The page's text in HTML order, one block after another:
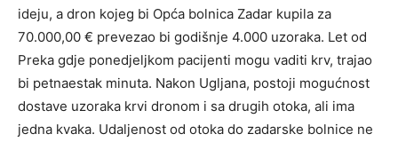
ideju, a dron kojeg bi Opća bolnica Zadar kupila za
70.000,00 € prevezao bi godišnje 4.000 uzoraka. Let od
Preka gdje ponedjeljkom pacijenti mogu vaditi krv, trajao
bi petnaestak minuta. Nakon Ugljana, postoji mogućnost
dostave uzoraka krvi dronom i sa drugih otoka, ali ima
jedna kvaka. Udaljenost od otoka do zadarske bolnice ne